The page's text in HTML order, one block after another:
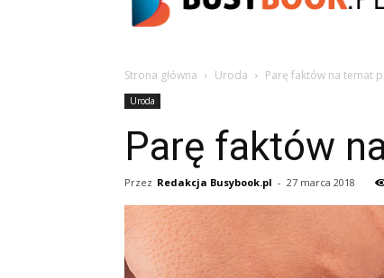
Strona główna Uroda Parę faktów na temat
Uroda
Parę faktów
Przez Redakcja Busybook.pl - 27 marca 2018